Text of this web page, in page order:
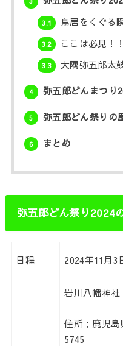
3.1 鳥居をくぐる
3.2 ここは必見！
3.3 大隅弥五郎太
4 弥五郎どんまつり
5 弥五郎どん祭りの
6 まとめ
弥五郎どん祭り2024
日程 2024年11月3
岩川八幡神社
住所：鹿児
5745